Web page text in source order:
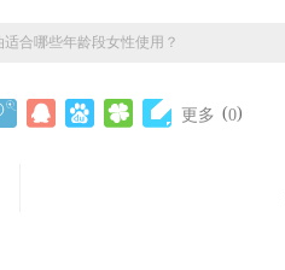
适合哪些年龄段女性使用？
更多 (0)